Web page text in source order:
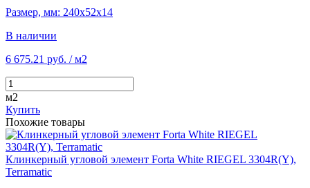
Размер, мм: 240х52х14
В наличии
6 675.21 руб. / м2
м2
Купить
Похожие товары
Клинкерный угловой элемент Forta White RIEGEL 3304R(Y),
Terramatic